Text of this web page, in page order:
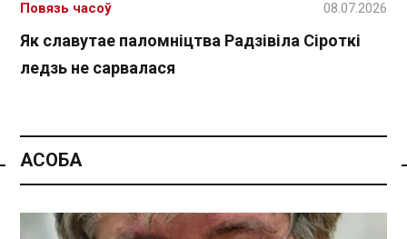
Спасылка без VPN
Як славутае паломніцтва Радзівіла Сіроткі
ледзь не сарвалася
Повязь часоў 08.07.2026
АСОБА